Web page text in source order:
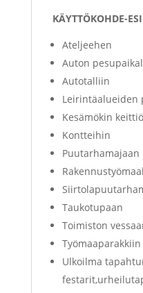
KÄYTTÖKOHDE-
Ateljeehen
Auton
Autotalliin
Leirintäalueiden
Kesämökin
Kontteihin
Puutarhamajaan
Taukotupaan
Toimiston
Työmaaparakkiin
Ulkoilma